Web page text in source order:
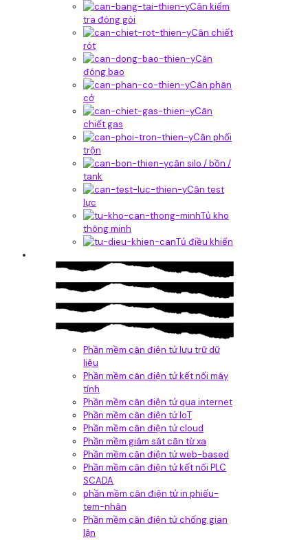
Cân kiểm
tra đóng gói
Cân chiết
rót
Căn
đóng bao
Cân phân
cở
Cân
chiết gas
Cân phối
trộn
cân silo / bồn /
tank
Cân test
lực
Tủ kho
thông minh
Tủ điều khiển
Phần mềm cân điện tử lưu trữ dữ
liệu
Phần mềm cân điện tử kết nối máy
tính
Phần mềm cân điện tử qua internet
Phần mềm cân điện tử IoT
Phần mềm cân điện tử cloud
Phần mềm giám sát cân từ xa
Phần mềm cân điện tử web-based
Phần mềm cân điện tử kết nối PLC
SCADA
phần mềm cân điện tử in phiếu-
tem-nhãn
Phần mềm cân điện tử chống gian
lận